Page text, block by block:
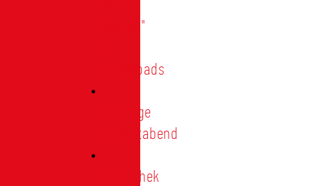
"digital"
Downloads
Vorträge
Heimatabend
Bibliothek